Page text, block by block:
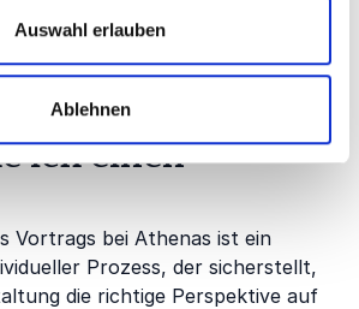
Auswahl erlauben
Ablehnen
ich einen
Vortrags bei Athenas ist ein
Prozess, der sicherstellt,
die richtige Perspektive auf